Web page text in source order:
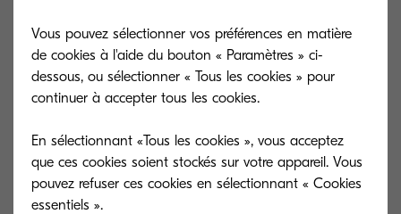
Commercial (H/F)
Pays de la Loire
Attaché Commercial BtoB (H/F) - 53
Vous pouvez sélectionner vos préférences en matière
de cookies à l'aide du bouton « Paramètres » ci-
dessous, ou sélectionner « Tous les cookies » pour
continuer à accepter tous les cookies.
En sélectionnant «Tous les cookies », vous acceptez
que ces cookies soient stockés sur votre appareil. Vous
pouvez refuser ces cookies en sélectionnant « Cookies
essentiels ».